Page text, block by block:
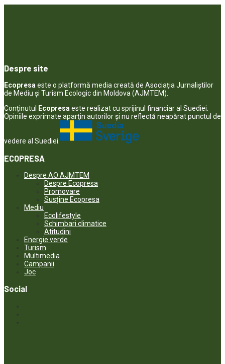
Despre site
Ecopresa este o platformă media creată de Asociația Jurnaliștilor
de Mediu și Turism Ecologic din Moldova (AJMTEM).
Conținutul
Ecopresa este realizat cu sprijinul financiar al Suediei.
Opiniile exprimate aparţin autorilor şi nu reflectă neapărat punctul de
vedere al Suediei.
ECOPRESA
Despre AO AJMTEM
Despre Ecopresa
Promovare
Susține Ecopresa
Mediu
Ecolifestyle
Schimbari climatice
Atitudini
Energie verde
Turism
Multimedia
Campanii
Joc
Social